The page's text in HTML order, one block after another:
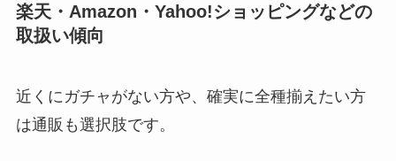
楽天・Amazon・Yahoo!ショッピングなどの
取扱い傾向
近くにガチャがない方や、確実に全種揃えたい方
は通販も選択肢です。